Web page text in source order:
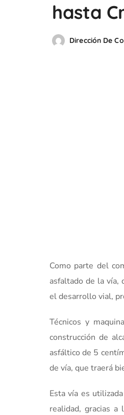
hasta
Dirección De
Como parte del
asfaltado de la vía,
el desarrollo vial,
Técnicos y
construcción de
asfáltico de 5
de vía, que traerá
Esta vía es
realidad, gracias a